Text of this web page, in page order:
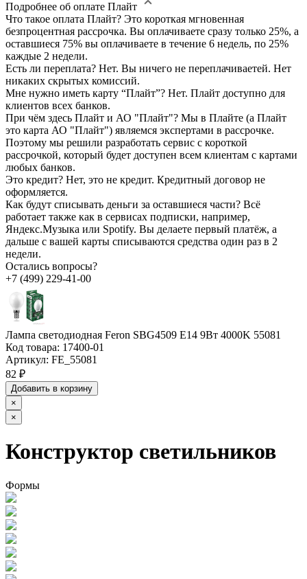
Подробнее об оплате Плайт
Что такое оплата Плайт? Это короткая мгновенная
безпроцентная рассрочка. Вы оплачиваете сразу только 25%, а
оставшиеся 75% вы оплачиваете в течение 6 недель, по 25%
каждые 2 недели.
Есть ли переплата? Нет. Вы ничего не переплачиваетей. Нет
никаких скрытых комиссий.
Мне нужно иметь карту “Плайт”? Нет. Плайт доступно для
клиентов всех банков.
При чём здесь Плайт и АО "Плайт"? Мы в Плайте (а Плайт
это карта АО "Плайт") являемся экспертами в рассрочке.
Поэтому мы решили разработать сервис с короткой
рассрочкой, который будет доступен всем клиентам с картами
любых банков.
Это кредит? Нет, это не кредит. Кредитный договор не
оформляется.
Как будут списывать деньги за оставшиеся части? Всё
работает также как в сервисах подписки, например,
Яндекс.Музыка или Spotify. Вы делаете первый платёж, а
дальше с вашей карты списываются средства один раз в 2
недели.
Остались вопросы?
+7 (499) 229-41-00
Лампа светодиодная Feron SBG4509 E14 9Вт 4000K 55081
Код товара: 17400-01
Артикул: FE_55081
82 ₽
Добавить в корзину
×
×
Конструктор светильников
Формы